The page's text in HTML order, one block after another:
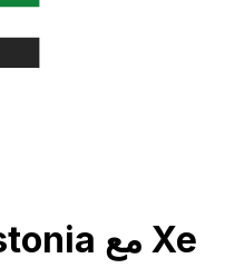
قارن Luminor Estonia مع Xe